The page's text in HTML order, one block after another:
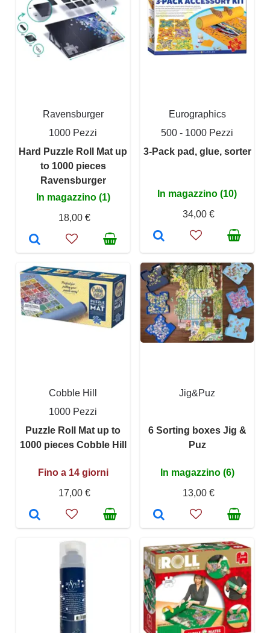
Ravensburger
1000 Pezzi
Hard Puzzle Roll Mat up
to 1000 pieces
Ravensburger
In magazzino (1)
18,00 €
Eurographics
500 - 1000 Pezzi
3-Pack pad, glue, sorter
In magazzino (10)
34,00 €
Cobble Hill
1000 Pezzi
Puzzle Roll Mat up to
1000 pieces Cobble Hill
Fino a 14 giorni
17,00 €
Jig&Puz
6 Sorting boxes Jig &
Puz
In magazzino (6)
13,00 €